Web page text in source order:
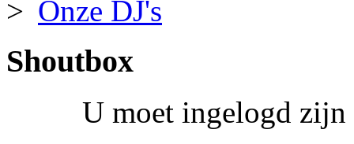
Onze DJ's
Shoutbox
U moet ingelogd zijn